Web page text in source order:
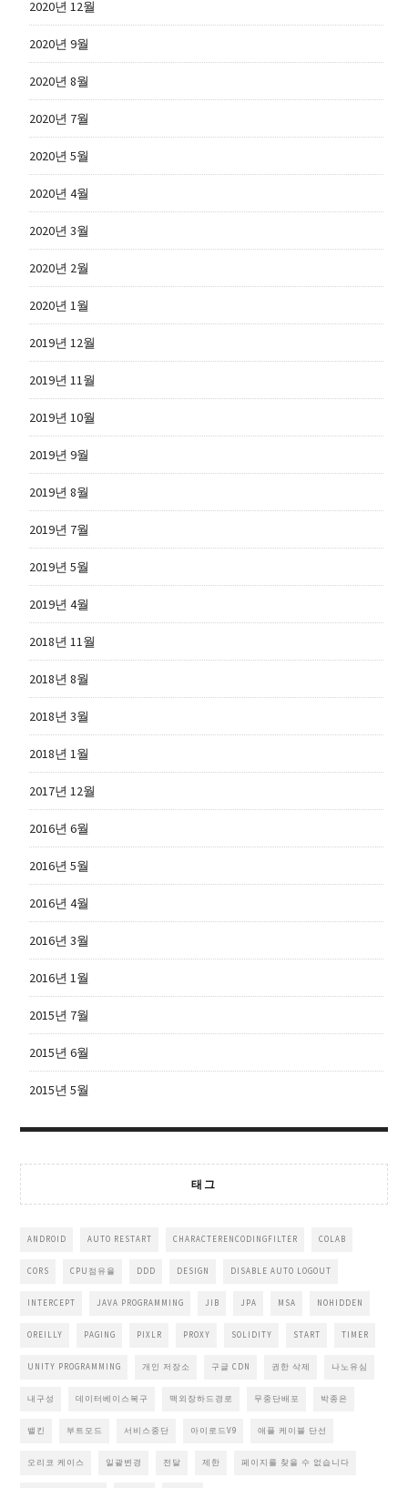
2020년 12월
2020년 9월
2020년 8월
2020년 7월
2020년 5월
2020년 4월
2020년 3월
2020년 2월
2020년 1월
2019년 12월
2019년 11월
2019년 10월
2019년 9월
2019년 8월
2019년 7월
2019년 5월
2019년 4월
2018년 11월
2018년 8월
2018년 3월
2018년 1월
2017년 12월
2016년 6월
2016년 5월
2016년 4월
2016년 3월
2016년 1월
2015년 7월
2015년 6월
2015년 5월
태그
ANDROID AUTO RESTART CHARACTERENCODINGFILTER COLAB
CORS CPU점유율 DDD DESIGN DISABLE AUTO LOGOUT
INTERCEPT JAVA PROGRAMMING JIB JPA MSA NOHIDDEN
OREILLY PAGING PIXLR PROXY SOLIDITY START TIMER
UNITY PROGRAMMING 개인 저장소 구글 CDN 권한 삭제 나노유심
내구성 데이터베이스복구 맥외장하드경로 무중단배포 박종은
밸킨 부트모드 서비스중단 아이로드V9 애플 케이블 단선
오리코 케이스 일괄변경 전달 제한 페이지를 찾을 수 없습니다